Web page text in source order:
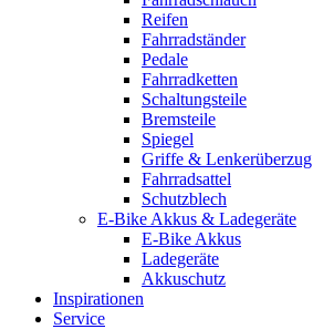
Reifen
Fahrradständer
Pedale
Fahrradketten
Schaltungsteile
Bremsteile
Spiegel
Griffe & Lenkerüberzug
Fahrradsattel
Schutzblech
E-Bike Akkus & Ladegeräte
E-Bike Akkus
Ladegeräte
Akkuschutz
Inspirationen
Service